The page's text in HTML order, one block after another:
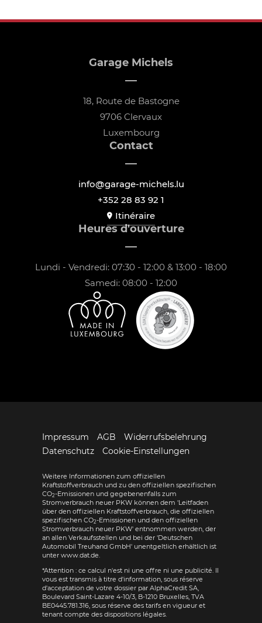
Garage Michels
18, Route de Bastogne
9706 Clervaux
Luxembourg
Contact
info@garage-michels.lu
+352 28 83 92 1
Itinéraire
Heures d'ouverture
Lundi - Vendredi: 07:30 - 12:00 & 13:00 - 18:00
Samedi: 08:00 - 12:00
Impressum AGB
Widerrufsbelehrung
Datenschutz
Cookie-Einstellungen
Weitere Informationen zum offiziellen
Kraftstoffverbrauch und zu den offiziellen spezifischen
CO2-Emissionen und gegebenenfalls zum
Stromverbrauch neuer PKW können dem 'Leitfaden
über den offiziellen Kraftstoffverbrauch, die offiziellen
spezifischen CO2-Emissionen und den offiziellen
Stromverbrauch neuer PKW' entnommen werden, der
an allen Verkaufsstellen und bei der 'Deutschen
Automobil Treuhand GmbH' unentgeltlich erhältlich ist
unter www.dat.de.
*Attention : ce calcul n'est ni une offre ni une publicité. Il
vous est transmis à titre d'information, sous réserve
d'acceptation de votre dossier par AlphaCredit SA,
Boulevard Saint-Lazare 4-10/3, B-1210 Bruxelles, TVA
BE0445.781.316, sous réserve des tarifs en vigueur et
tenant compte des dispositions légales.